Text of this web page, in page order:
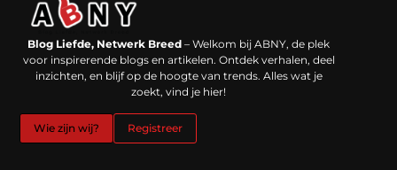
Blog Liefde, Netwerk Breed – Welkom bij ABNY, de plek
voor inspirerende blogs en artikelen. Ontdek verhalen, deel
inzichten, en blijf op de hoogte van trends. Alles wat je
zoekt, vind je hier!
Wie zijn wij? Registreer